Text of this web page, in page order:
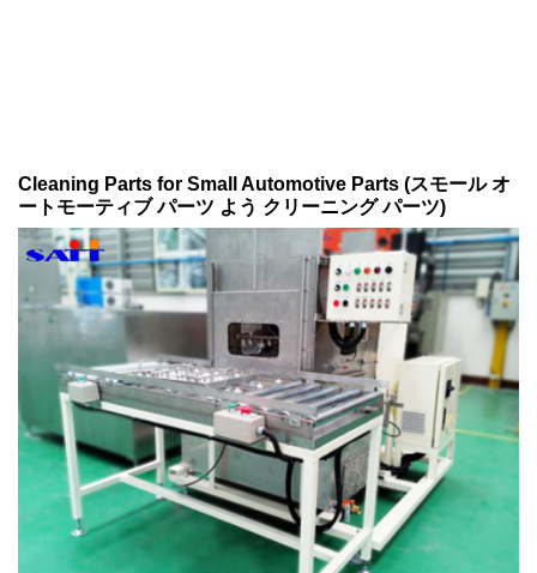
Cleaning Parts for Small Automotive Parts (スモール オ
ートモーティブ パーツ よう クリーニング パーツ)